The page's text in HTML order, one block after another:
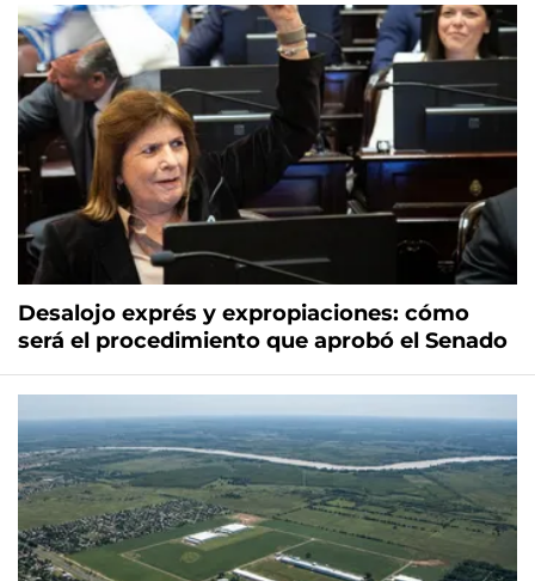
Desalojo exprés y expropiaciones: cómo
será el procedimiento que aprobó el Senado